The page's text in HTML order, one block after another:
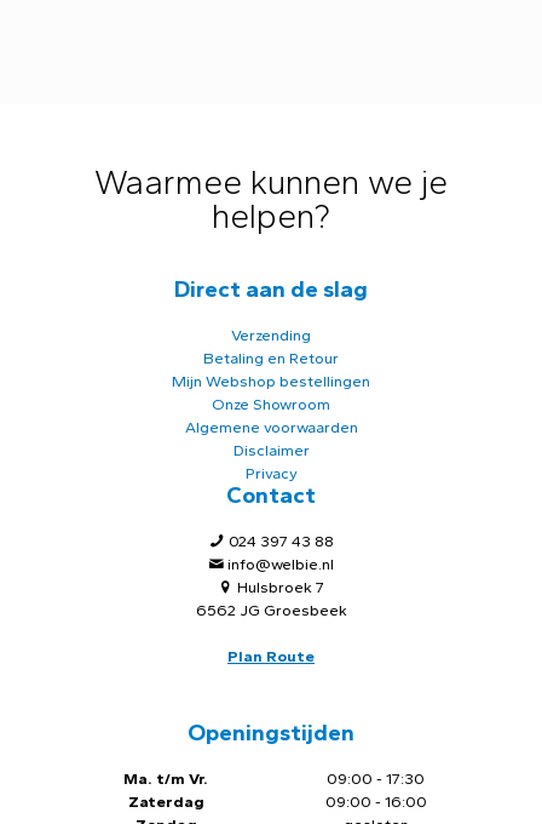
Waarmee kunnen we je
helpen?
Direct aan de slag
Verzending
Betaling en Retour
Mijn Webshop bestellingen
Onze Showroom
Algemene voorwaarden
Disclaimer
Privacy
Contact
024 397 43 88
info@welbie.nl
Hulsbroek 7
6562 JG Groesbeek
Plan Route
Openingstijden
Ma. t/m Vr.
Zaterdag
09:00 - 17:30
09:00 - 16:00